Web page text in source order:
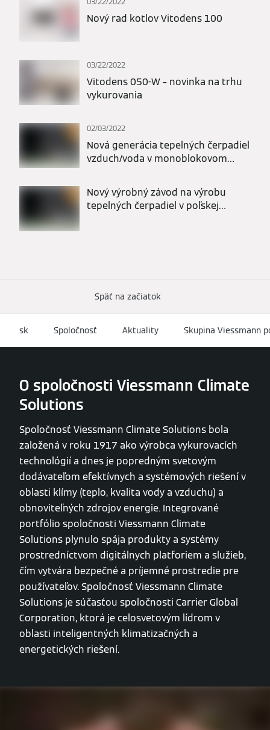
Nový rad kotlov Vitodens 100
03/22/2022
Vitodens 050-W – novinka na trhu
vykurovania
02/03/2022
Nová generácia tepelných čerpadiel
vzduch/voda v monoblokovom
Nový výrobný závod na výrobu
tepelných čerpadiel v poľskej
Späť na začiatok
sk Spoločnosť Aktuality Skupina Viessmann
O spoločnosti Viessmann Climate
Solutions
Spoločnosť Viessmann Climate Solutions bola
založená v roku 1917 ako výrobca vykurovacích
technológií a dnes je popredným svetovým
dodávateľom efektívnych a systémových riešení v
oblasti klímy (teplo, kvalita vody a vzduchu) a
obnoviteľných zdrojov energie. Integrované
portfólio spoločnosti Viessmann Climate
Solutions plynulo spája produkty a systémy
prostredníctvom digitálnych platforiem a služieb,
čím vytvára bezpečné a príjemné prostredie pre
používateľov. Spoločnosť Viessmann Climate
Solutions je súčasťou spoločnosti Carrier Global
Corporation, ktorá je celosvetovým lídrom v
oblasti inteligentných klimatizačných a
energetických riešení.